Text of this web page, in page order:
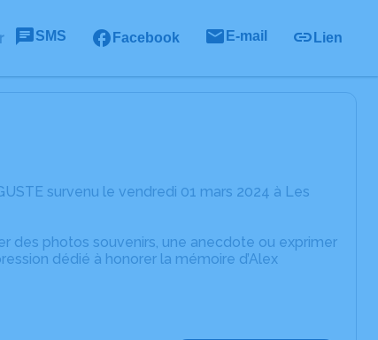
SMS Facebook E-mail Lien
survenu le vendredi 01 mars 2024 à Les
des photos souvenirs, une anecdote ou exprimer
dédié à honorer la mémoire d’Alex